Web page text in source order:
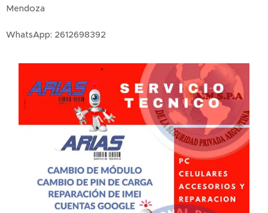
Mendoza
WhatsApp: 2612698392